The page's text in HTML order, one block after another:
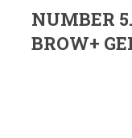
NUMBER
BROW+